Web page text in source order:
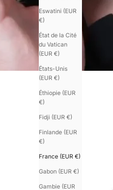
Eswatini (EUR
€)
État de la Cité
du Vatican
(EUR €)
États-Unis
(EUR €)
Éthiopie (EUR
€)
Fidji (EUR €)
Finlande (EUR
€)
France (EUR €)
Gabon (EUR €)
Gambie (EUR